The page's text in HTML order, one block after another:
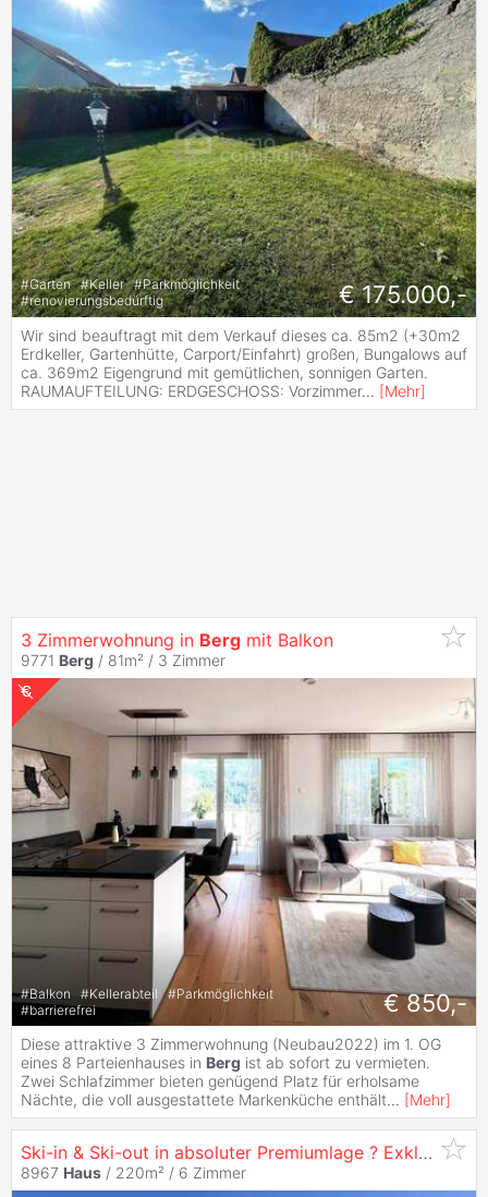
#Garten #Keller #Parkmöglichkeit
#renovierungsbedürftig € 175.000,-
Wir sind beauftragt mit dem Verkauf dieses ca. 85m2 (+30m2
Erdkeller, Gartenhütte, Carport/Einfahrt) großen, Bungalows auf
ca. 369m2 Eigengrund mit gemütlichen, sonnigen Garten.
RAUMAUFTEILUNG: ERDGESCHOSS: Vorzimmer... [Mehr]
3 Zimmerwohnung in Berg mit Balkon
9771 Berg / 81m² / 3 Zimmer
#Balkon #Kellerabteil #Parkmöglichkeit
#barrierefrei € 850,-
Diese attraktive 3 Zimmerwohnung (Neubau2022) im 1. OG
eines 8 Parteienhauses in Berg ist ab sofort zu vermieten.
Zwei Schlafzimmer bieten genügend Platz für erholsame
Nächte, die voll ausgestattete Markenküche enthält... [Mehr]
Ski-in & Ski-out in absoluter Premiumlage ? Exklusives Zweifamilienhaus direkt an der Talstation
8967 Haus / 220m² / 6 Zimmer